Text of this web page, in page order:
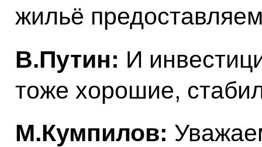
жильё
В.Путин: И
тоже хорошие,
М.Кумпилов: